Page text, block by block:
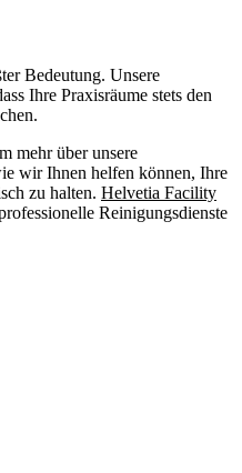
Bedeutung. Unsere
Ihre Praxisräume stets den
mehr über unsere
wir Ihnen helfen können, Ihre
zu halten. Helvetia Facility
Reinigungsdienste